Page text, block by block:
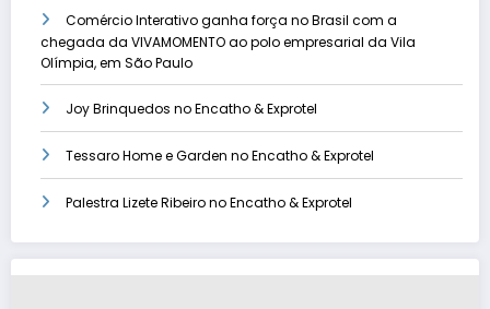
Comércio Interativo ganha força no Brasil com a
chegada da VIVAMOMENTO ao polo empresarial da Vila
Olímpia, em São Paulo
Joy Brinquedos no Encatho & Exprotel
Tessaro Home e Garden no Encatho & Exprotel
Palestra Lizete Ribeiro no Encatho & Exprotel